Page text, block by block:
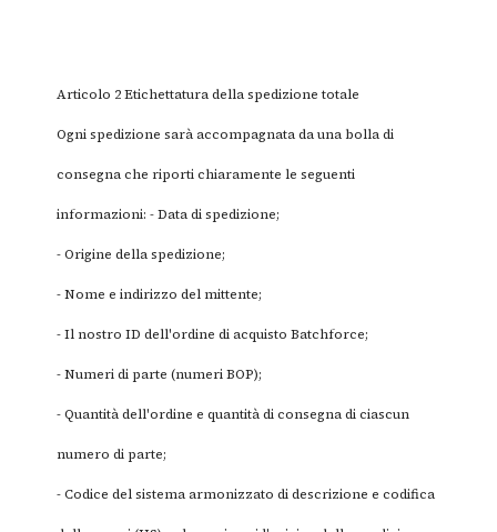
Articolo 2 Etichettatura della spedizione totale
Ogni spedizione sarà accompagnata da una bolla di
consegna che riporti chiaramente le seguenti
informazioni: - Data di spedizione;
- Origine della spedizione;
- Nome e indirizzo del mittente;
- Il nostro ID dell'ordine di acquisto Batchforce;
- Numeri di parte (numeri BOP);
- Quantità dell'ordine e quantità di consegna di ciascun
numero di parte;
- Codice del sistema armonizzato di descrizione e codifica